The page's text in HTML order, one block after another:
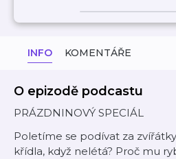
INFO KOMENTÁŘE
O epizodě podcastu
PRÁZDNINOVÝ SPECIÁL
Poletíme se podívat za
křídla, když nelétá? Proč mu